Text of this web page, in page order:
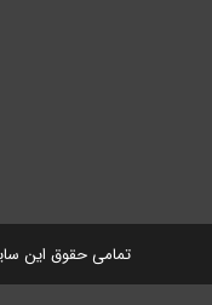
تمامی حقوق این